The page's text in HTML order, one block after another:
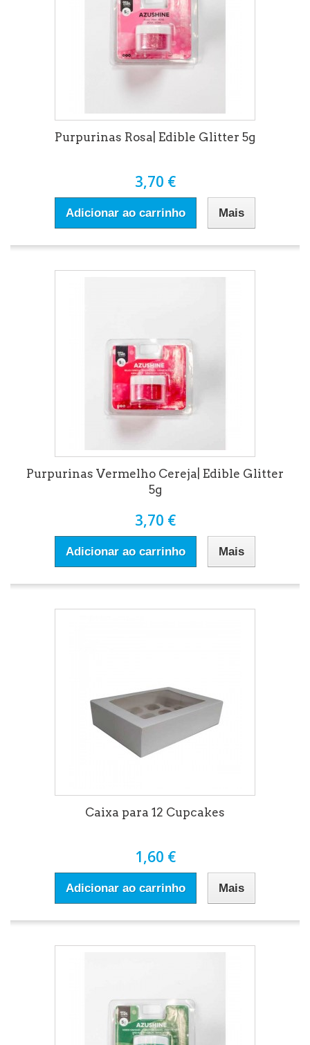
Purpurinas Rosa| Edible Glitter 5g
3,70 €
Adicionar ao carrinho Mais
Purpurinas Vermelho Cereja| Edible Glitter
5g
3,70 €
Adicionar ao carrinho Mais
Caixa para 12 Cupcakes
1,60 €
Adicionar ao carrinho Mais